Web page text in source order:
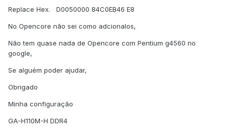
Replace Hex. D0050000 84C0EB46 E8
No Opencore não sei como adcionalos,
Não tem quase nada de Opencore com Pentium g4560 no
google,
Se alguém poder ajudar,
Obrigado
Minha configuração
GA-H110M-H DDR4